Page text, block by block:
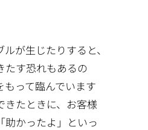
が生じたりすると、
たす恐れもあるの
って臨んでいます
きたときに、お客様
助かったよ」といっ